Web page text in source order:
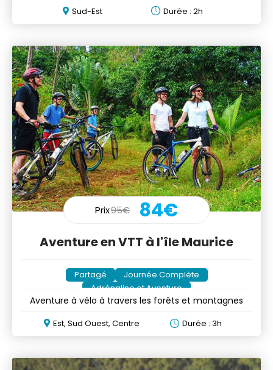
Sud-Est Durée : 2h
Prix95€ 84€
Aventure en VTT à l'île Maurice
Partagé
Journée Complète
Adrénaline et Aventure
Aventure à vélo à travers les forêts et montagnes
Est, Sud Ouest, Centre Durée : 3h